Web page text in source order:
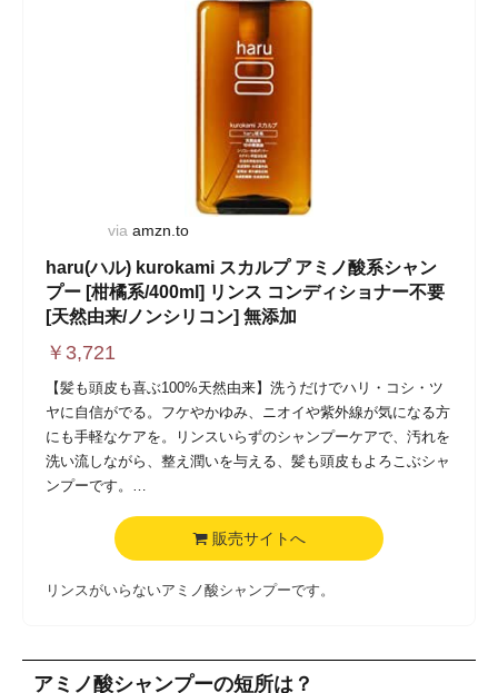
す。オーガニック・ノンシリコン※でも頭皮から毛先までうる
おい、まるでサロン帰りのなめらかな仕上がりに。※シャンプ
さしさのために10の無添加にこだわりました。シンスボーテ全
商品、パラベン、ラウレス硫酸Na、パレス硫酸Na、鉱物油、
動物由来原料、パラフィン、PEG、PG、合成着色料、合成香
料は不使用。ゼラニウムを基調にラベンダー・ローズマリーを
ブレンドしたアロマで、心満たされるバスタイムに。
via amzn.to
haru(ハル) kurokami スカルプ アミノ酸系シャン
プー [柑橘系/400ml] リンス コンディショナー不要
[天然由来/ノンシリコン] 無添加
￥ 3,721
【髪も頭皮も喜ぶ100%天然由来】洗うだけでハリ・コシ・ツ
ヤに自信がでる。フケやかゆみ、ニオイや紫外線が気になる方
にも手軽なケアを。リンスいらずのシャンプーケアで、汚れを
洗い流しながら、整え潤いを与える、髪も頭皮もよろこぶシャ
ンプーです。
レンジ油やレモン果皮油、イランイラン花油(※すべて芳香)な
どの天然由来の精油をブレンドした豊かな香りがお風呂の中に
広がり、気持ちもリフレッシュできます。職人の手で丁寧に調
含んだ髪のキューティクルを整えるから、リンスやコンディシ
ョナーをしなくてもなめらかな指通りに。時間がある時には
販売サイトへ
リンスがいらないアミノ酸シャンプーです。
アミノ酸シャンプーの短所は？